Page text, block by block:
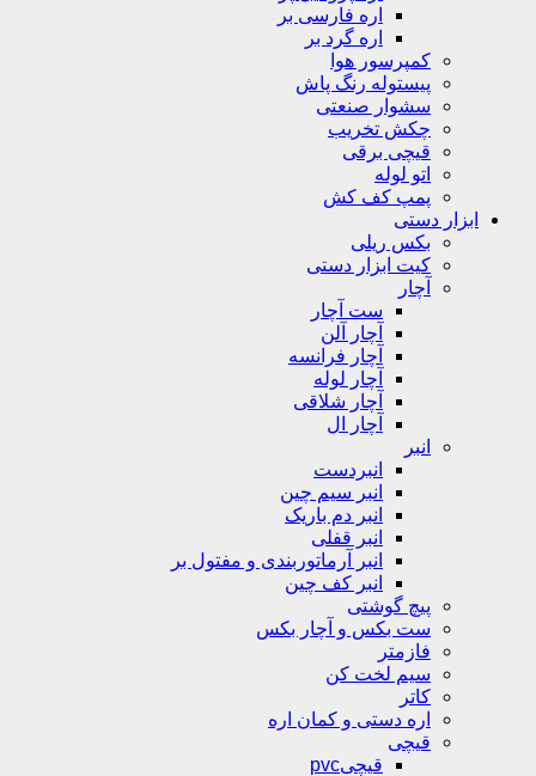
اره فارسی بر
اره گرد بر
کمپرسور هوا
پیستوله رنگ پاش
سشوار صنعتی
چکش تخریب
قیچی برقی
اتو لوله
پمپ کف کش
ابزار دستی
بکس ریلی
کیت ابزار دستی
آچار
ست آچار
آچار آلن
آچار فرانسه
آچار لوله
آچار شلاقی
آچار ال
انبر
انبردست
انبر سیم چین
انبر دم باریک
انبر قفلی
انبر آرماتوربندی و مفتول بر
انبر کف چین
پیچ گوشتی
ست بکس و آچار بکس
فازمتر
سیم لخت کن
کاتر
اره دستی و کمان اره
قیچی
قیچیpvc